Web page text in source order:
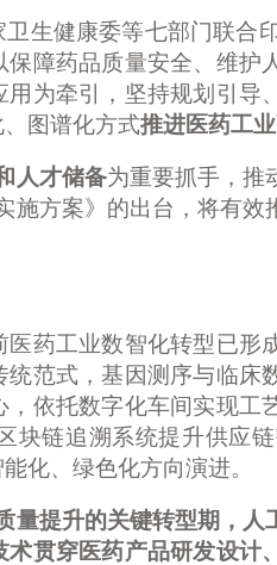
生健康委等七部门联合
保障药品质量安全、维
用为牵引，坚持规划引导
、图谱化方式推进医药工
人才储备为重要抓手，推
施方案》的出台，将有
工业数智化转型已形
范式，基因测序与临
依托数字化车间实现
块链追溯系统提升供应
化、绿色化方向演进。
量提升的关键转型期，
贯穿医药产品研发设